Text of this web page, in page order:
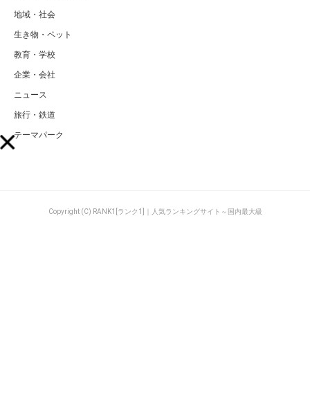
地域・社会
生き物・ペット
教育・学校
企業・会社
ニュース
旅行・鉄道
テーマパーク
Copyright (C) RANK1[ランク1]｜人気ランキングサイト～国内最大級